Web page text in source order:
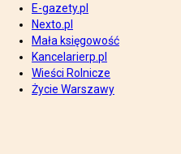
E-gazety.pl
Nexto.pl
Mała księgowość
Kancelarierp.pl
Wieści Rolnicze
Życie Warszawy